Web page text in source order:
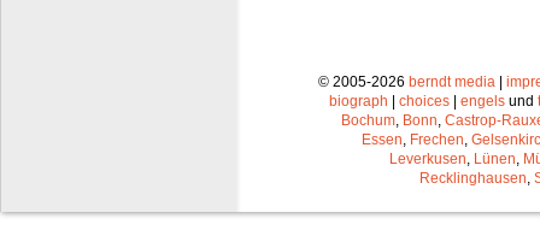
© 2005-2026 berndt media |
biograph | choices | engels und
Bochum Bonn Castrop-
Essen Frechen
Leverkusen Lünen
Recklinghausen